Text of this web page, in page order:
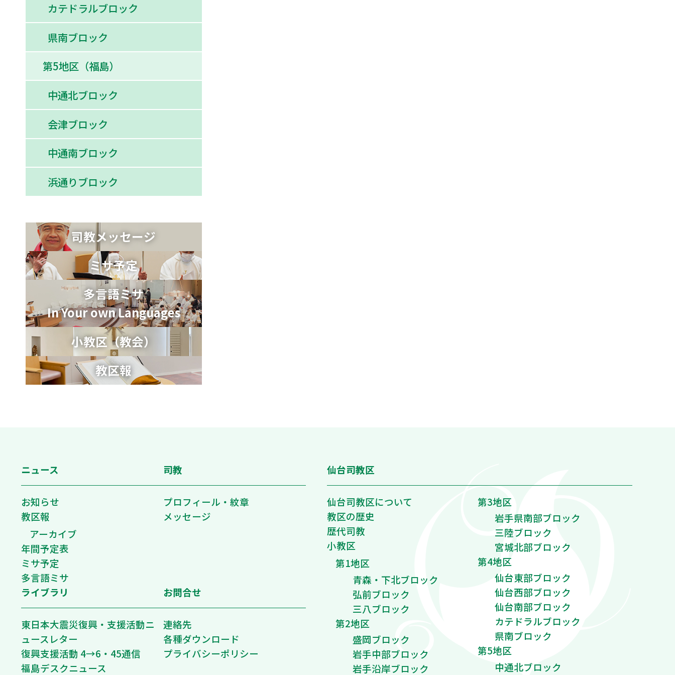
カテドラルブロック
県南ブロック
第5地区（福島）
中通北ブロック
会津ブロック
中通南ブロック
浜通りブロック
司教メッセージ
ミサ予定
多言語ミサ
In Your own Languages
小教区（教会）
教区報
ニュース
お知らせ
教区報
アーカイブ
年間予定表
ミサ予定
多言語ミサ
司教
プロフィール・紋章
メッセージ
ライブラリ
東日本大震災復興・支援活動ニ
ュースレター
復興支援活動 4→6・45通信
福島デスクニュース
お問合せ
連絡先
各種ダウンロード
プライバシーポリシー
仙台司教区
仙台司教区について
教区の歴史
歴代司教
小教区
第1地区
青森・下北ブロック
弘前ブロック
三八ブロック
第2地区
盛岡ブロック
岩手中部ブロック
岩手沿岸ブロック
第3地区
岩手県南部ブロック
三陸ブロック
宮城北部ブロック
第4地区
仙台東部ブロック
仙台西部ブロック
仙台南部ブロック
カテドラルブロック
県南ブロック
第5地区
中通北ブロック